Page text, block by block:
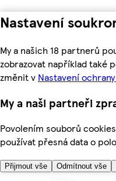
Nastavení
My a našich 18 partnerů
zobrazovat například také
změnit v Nastavení
My a naši partneři
Povolením souborů
používat přesná data o
Přijmout vše Odmítnout vše